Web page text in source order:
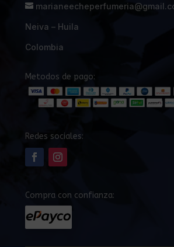
Neiva – Huila
Colombia
Metodos de pago:
Redes sociales:
Compra con confianza: